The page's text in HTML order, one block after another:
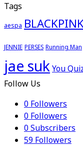
Tags
aespa
JENNIE PERSES Running Man
jae sukYou
Follow Us
0Followers
0Followers
0Subscribers
59Followers